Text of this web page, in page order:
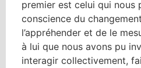
premier est celui qui nous
conscience du
l’appréhender et de le
à lui que nous avons pu
interagir collectivement,